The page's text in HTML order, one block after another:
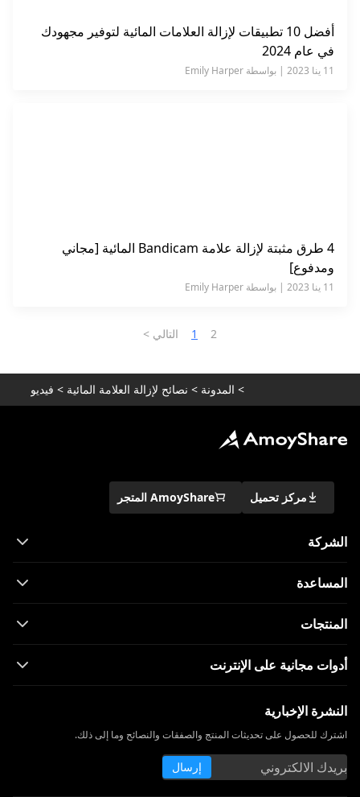
أفضل 10 تطبيقات لإزالة العلامات المائية لتوفير مجهودك
في عام 2024
11 ينا 2023 | بواسطة Emily Harper
4 طرق مثبتة لإزالة علامة Bandicam المائية [مجاني
ومدفوع]
11 ينا 2023 | بواسطة Emily Harper
1 2 التالي >
> المدونة > نصائح لإزالة العلامة المائية > فيديو
مركز تحميل AmoyShare المتجر
الشركة
المساعدة
المنتجات
أدوات مجانية على الإنترنت
النشرة الإخبارية
اشترك للحصول على تحديثات المنتج والصفقات والنصائح وما إلى ذلك.
إرسال